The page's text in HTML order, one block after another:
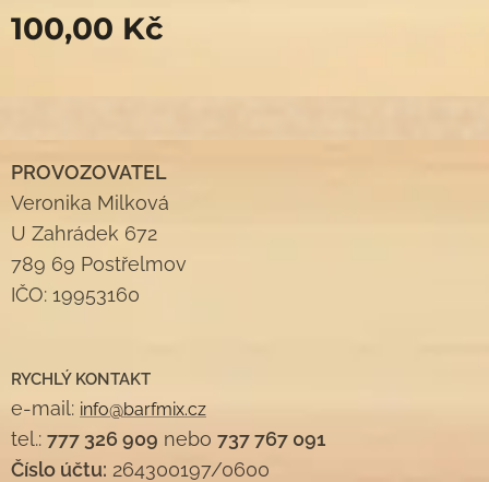
100,00 Kč
PROVOZOVATEL
Veronika Milková
U Zahrádek 672
789 69 Postřelmov
IČO: 19953160
RYCHLÝ KONTAKT
e-mail: info@barfmix.cz
tel.: 777 326 909 nebo 737 767 091
Číslo účtu: 264300197/0600